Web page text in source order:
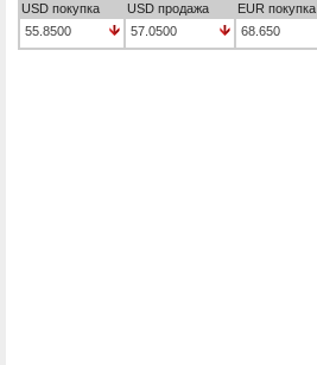
USD покупка USD продажа EUR покупка
55.8500
57.0500 68.650